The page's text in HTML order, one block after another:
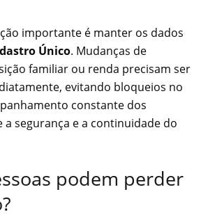
importante é manter os dados
Único. Mudanças de
familiar ou renda precisam ser
evitando bloqueios no
constante dos
segurança e a continuidade do
podem perder